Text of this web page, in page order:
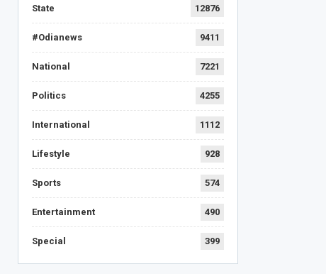
State 12876
#Odianews 9411
National 7221
Politics 4255
International 1112
Lifestyle 928
Sports 574
Entertainment 490
Special 399